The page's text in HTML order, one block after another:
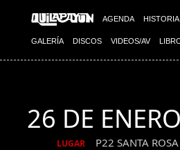
AGENDA HISTORIA
GALERÍA DISCOS VIDEOS/AV
26 DE
LUGAR P22 SANTA ROSA